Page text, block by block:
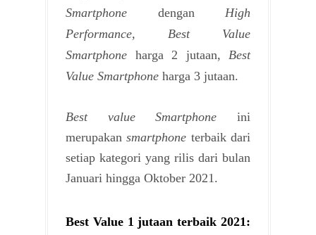
Smartphone dengan High
Performance, Best Value
Smartphone harga 2 jutaan, Best
Value Smartphone harga 3 jutaan.
Best value Smartphone ini
merupakansmartphone terbaik dari
setiap kategori yang rilis dari bulan
Januari hingga Oktober 2021.
Best Value 1 jutaan terbaik 2021: